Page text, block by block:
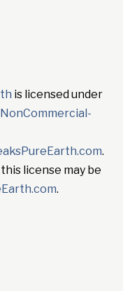
is licensed under
.
license may be
.